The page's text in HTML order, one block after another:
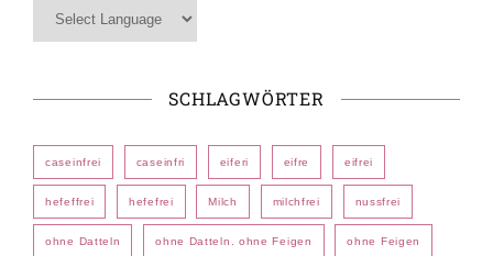
SCHLAGWÖRTER
caseinfrei caseinfri eiferi eifre eifrei
hefeffrei hefefrei Milch milchfrei nussfrei
ohne Datteln ohne Datteln. ohne Feigen ohne Feigen